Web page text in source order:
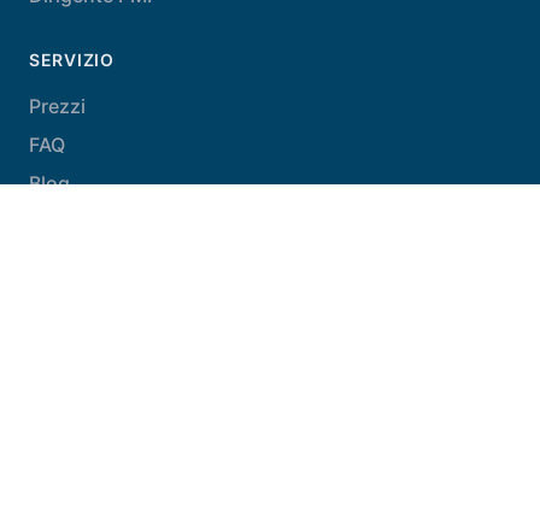
SERVIZIO
Prezzi
FAQ
Blog